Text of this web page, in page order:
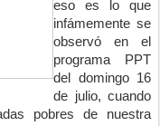
eso es lo que
infámemente se
observó en el
programa PPT
del domingo 16
de julio, cuando
pobres de nuestra